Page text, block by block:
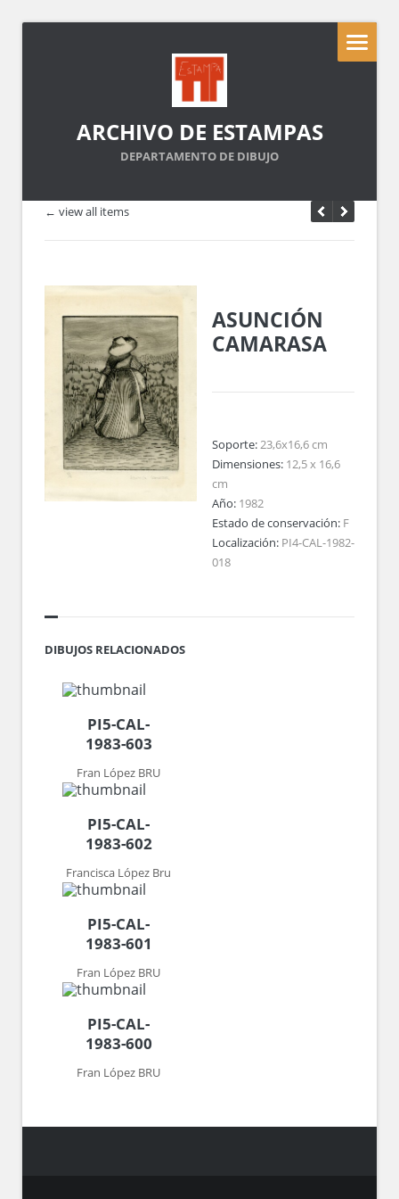
ARCHIVO DE ESTAMPAS
DEPARTAMENTO DE DIBUJO
← view all items
ASUNCIÓN
CAMARASA
Soporte:23,6x16,6 cm
Dimensiones: 12,5 x 16,6
cm
Año: 1982
Estado de conservación: F
Localización: PI4-CAL-1982-
018
DIBUJOS RELACIONADOS
PI5-CAL-
1983-603
Fran López BRU
PI5-CAL-
1983-602
Francisca López Bru
PI5-CAL-
1983-601
Fran López BRU
PI5-CAL-
1983-600
Fran López BRU